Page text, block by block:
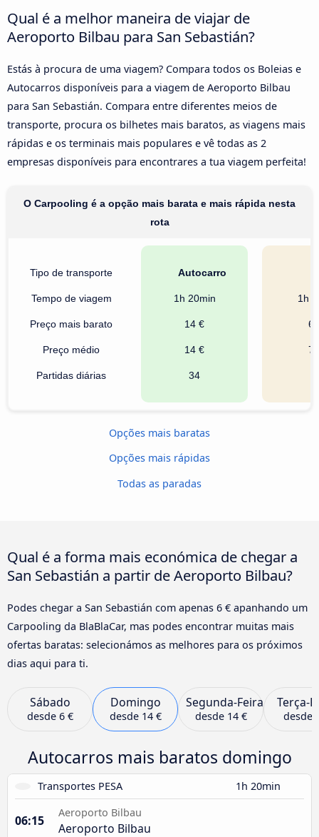
Qual é a melhor maneira de viajar de
Aeroporto Bilbau para San Sebastián?
Estás à procura de uma viagem? Compara todos os Boleias e
Autocarros disponíveis para a viagem de Aeroporto Bilbau
para San Sebastián. Compara entre diferentes meios de
transporte, procura os bilhetes mais baratos, as viagens mais
rápidas e os terminais mais populares e vê todas as 2
empresas disponíveis para encontrares a tua viagem perfeita!
O Carpooling é a opção mais barata e mais rápida nesta
rota
Tipo de transporte
Tempo de viagem
Preço mais barato
Preço médio
Partidas diárias
Autocarro
1h 20min
14 €
14 €
34
1h
6
7
Opções mais baratas
Opções mais rápidas
Todas as paradas
Qual é a forma mais económica de chegar a
San Sebastián a partir de Aeroporto Bilbau?
Podes chegar a San Sebastián com apenas 6 € apanhando um
Carpooling da BlaBlaCar, mas podes encontrar muitas mais
ofertas baratas: selecionámos as melhores para os próximos
dias aqui para ti.
Sábado
desde 6 €
Domingo
desde 14 €
Segunda-Feira
desde 14 €
Terça-
desde
Autocarros mais baratos domingo
Transportes PESA 1h 20min
06:15
Aeroporto Bilbau
Aeroporto Bilbau